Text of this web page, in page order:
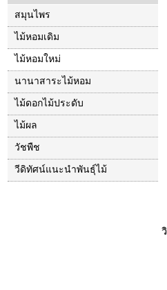
สมุนไพร
ไม้หอมเดิม
ไม้หอมใหม่
นานาสาระไม้หอม
ไม้ดอกไม้ประดับ
ไม้ผล
วัชพืช
วีดิทัศน์แนะนำพันธุ์ไม้